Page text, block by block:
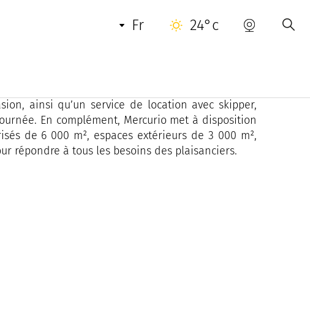
fr 24°c
Tropez depuis plus de 30 ans, est le distributeur
Speedboat, Cranchi Yachts et Santasevera
ainsi qu’un service de location avec skipper,
En complément, Mercurio met à disposition
de 6 000 m², espaces extérieurs de 3 000 m²,
répondre à tous les besoins des plaisanciers.